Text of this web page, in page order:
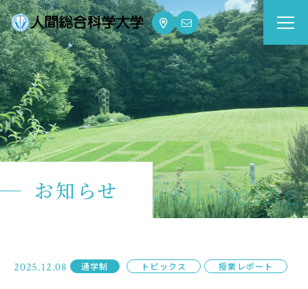
大学案内
Guide
学部・大学院
Department
資格・就職
Qualifications & Employment
School Life
for Well-being
お知らせ
2025.12.08 通学制 トピックス 授業レポート